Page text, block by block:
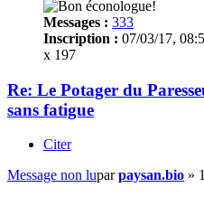
Messages : 333
Inscription : 07/03/17,
x 197
Re: Le Potager du
sans fatigue
Citer
Message non luparpaysan.bio »